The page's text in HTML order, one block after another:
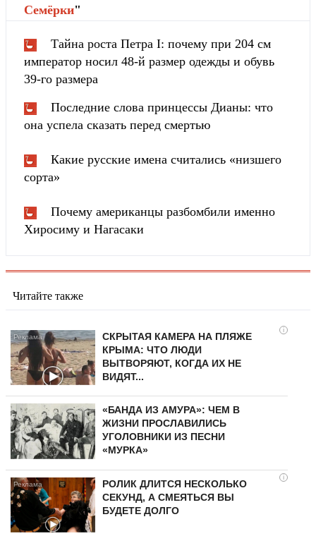
Cемёрки"
Тайна роста Петра I: почему при 204 см
император носил 48-й размер одежды и обувь
39-го размера
Последние слова принцессы Дианы: что
она успела сказать перед смертью
Какие русские имена считались «низшего
сорта»
Почему американцы разбомбили именно
Хиросиму и Нагасаки
Читайте также
i
СКРЫТАЯ КАМЕРА НА ПЛЯЖЕ
КРЫМА: ЧТО ЛЮДИ
ВЫТВОРЯЮТ, КОГДА ИХ НЕ
ВИДЯТ...
«БАНДА ИЗ АМУРА»: ЧЕМ В
ЖИЗНИ ПРОСЛАВИЛИСЬ
УГОЛОВНИКИ ИЗ ПЕСНИ
«МУРКА»
i
РОЛИК ДЛИТСЯ НЕСКОЛЬКО
СЕКУНД, А СМЕЯТЬСЯ ВЫ
БУДЕТЕ ДОЛГО